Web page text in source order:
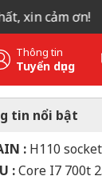
xin cảm ơn!
Thông tin
Tuyển dụng
tin nổi bật
: H110
:Core I7 700t